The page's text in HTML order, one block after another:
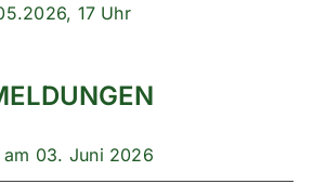
17 Uhr
am 03. Juni 2026